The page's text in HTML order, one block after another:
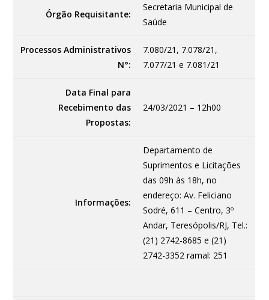
Órgão Requisitante:
Secretaria Municipal de
Saúde
Processos Administrativos
N°:
7.080/21, 7.078/21,
7.077/21 e 7.081/21
Data Final para
Recebimento das
Propostas:
24/03/2021 – 12h00
Informações:
Departamento de
Suprimentos e Licitações
das 09h às 18h, no
endereço: Av. Feliciano
Sodré, 611 – Centro, 3º
Andar, Teresópolis/RJ, Tel.:
(21) 2742-8685 e (21)
2742-3352 ramal: 251